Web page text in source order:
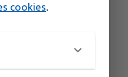
cookies